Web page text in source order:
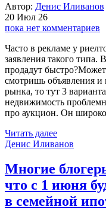
Автор: Денис Иливанов
20 Июл 26
пока нет комментариев
Часто в рекламе у
заявления такого типа.
продадут
смотришь объявления
рынка, то тут 3
недвижимость
про аукцион. Он
Читать далее
Денис Иливанов
Многие
что с 1 июня
в семейной